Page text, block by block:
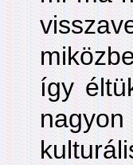
így